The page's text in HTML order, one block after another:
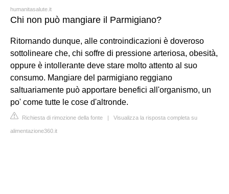
humanitasalute.it
Chi non può mangiare il Parmigiano?
Ritornando dunque, alle controindicazioni è doveroso
sottolineare che, chi soffre di pressione arteriosa, obesità,
oppure è intollerante deve stare molto attento al suo
consumo. Mangiare del parmigiano reggiano
saltuariamente può apportare benefici all'organismo, un
po' come tutte le cose d'altronde.
Richiesta di rimozione della fonte | Visualizza la risposta completa su
alimentazione360.it